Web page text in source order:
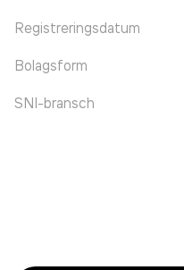
Registreringsdatum
Bolagsform
SNI-bransch